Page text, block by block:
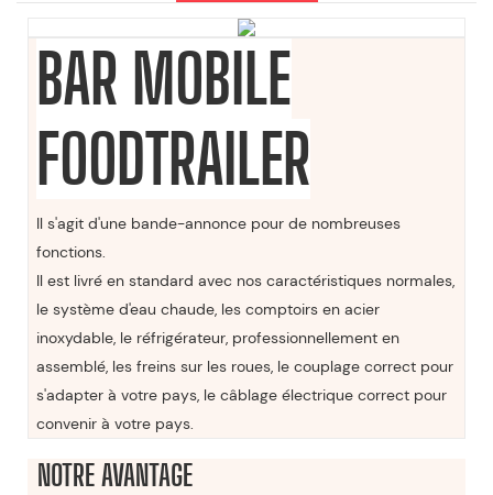
BAR MOBILE
FOODTRAILER
Il s'agit d'une bande-annonce pour de nombreuses
fonctions.
Il est livré en standard avec nos caractéristiques normales,
le système d'eau chaude, les comptoirs en acier
inoxydable, le réfrigérateur, professionnellement en
assemblé, les freins sur les roues, le couplage correct pour
s'adapter à votre pays, le câblage électrique correct pour
convenir à votre pays.
NOTRE AVANTAGE